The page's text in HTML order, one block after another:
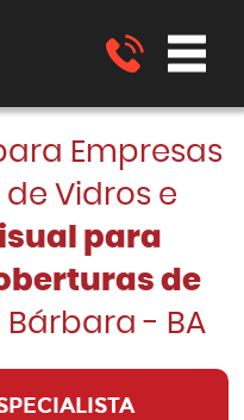
Empresas
Vidros e
para
de
- BA